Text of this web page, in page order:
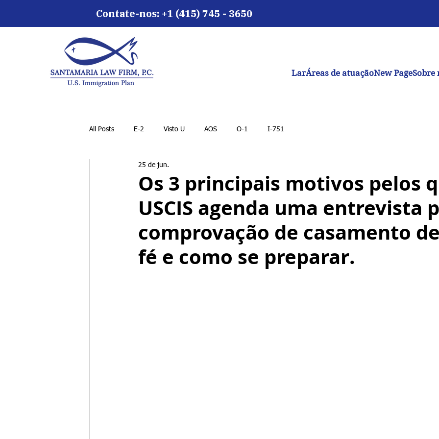
Contate-nos: +1 (415) 745 - 3650
LarÁreas de atuaçãoNew PageSobre
All Posts E-2 Visto U AOS O-1 I-751
Os 3 principais motivos pelos
USCIS agenda uma entrevista
comprovação de casamento
fé e como se preparar.
25 de jun.